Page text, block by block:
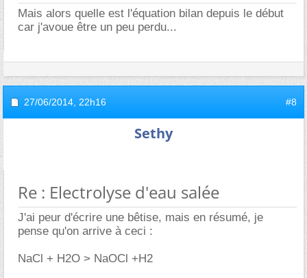
Mais alors quelle est l'équation bilan depuis le début
car j'avoue être un peu perdu...
27/06/2014, 22h16 #8
Sethy
Re : Electrolyse d'eau salée
J'ai peur d'écrire une bêtise, mais en résumé, je
pense qu'on arrive à ceci :
NaCl + H2O > NaOCl +H2